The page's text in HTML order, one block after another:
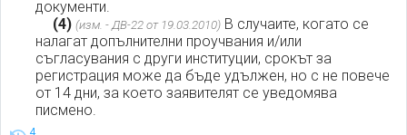
документи.
(4) (изм. - ДВ-22 от 19.03.2010) В случаите, когато се
налагат допълнителни проучвания и/или
съгласувания с други институции, срокът за
регистрация може да бъде удължен, но с не повече
от 14 дни, за което заявителят се уведомява
писмено.